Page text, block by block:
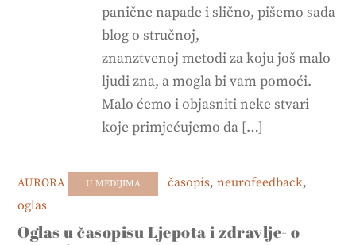
panične napade i slično, pišemo sada
blog o stručnoj,
znanztvenoj metodi za koju još malo
ljudi zna, a mogla bi vam pomoći.
Malo ćemo i objasniti neke stvari
koje primjećujemo da […]
Oglas u časopisu Ljepota i zdravlje- o
AURORA U MEDIJIMA časopis, neurofeedback,
oglas